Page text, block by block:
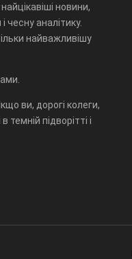
новини,
чесну аналітику.
найважливішу
ви, дорогі колеги,
підворітті і